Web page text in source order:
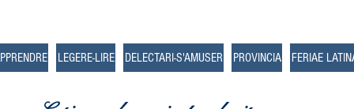
LEGERE-LIRE DELECTARI-S'AMUSER PROVINCIA FERIAE